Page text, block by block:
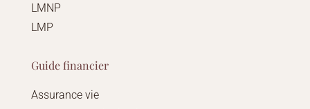
LMNP
LMP
Guide financier
Assurance vie